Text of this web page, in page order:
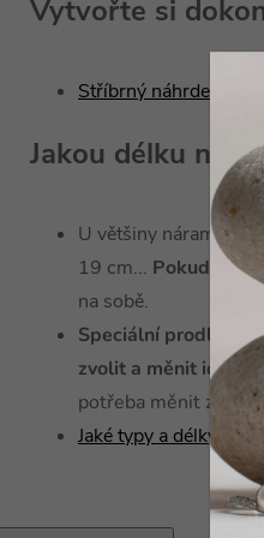
Vytvořte si
Stříbrný náhrdelník
Jakou délku
U většiny náramků
19 cm... Pokud
na sobě.
Speciální
zvolit a měnit
potřeba měnit za jiný
Jaké typy a délky